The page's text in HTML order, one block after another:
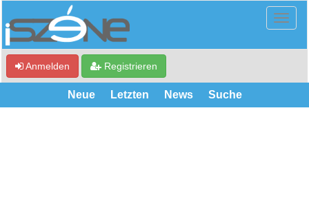
Anmelden Registrieren
Neue Letzten News Suche